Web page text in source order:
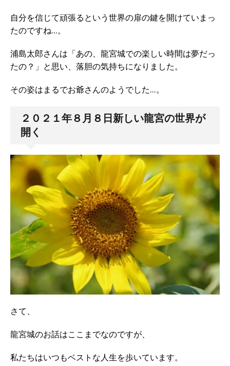
自分を信じて頑張るという世界の扉の鍵を開けていまっ
たのですね…。
浦島太郎さんは「あの、龍宮城での楽しい時間は夢だっ
たの？」と思い、落胆の気持ちになりました。
その姿はまるでお爺さんのようでした…。
２０２１年８月８日新しい龍宮の世界が
開く
さて、
龍宮城のお話はここまでなのですが、
私たちはいつもベストな人生を歩いています。